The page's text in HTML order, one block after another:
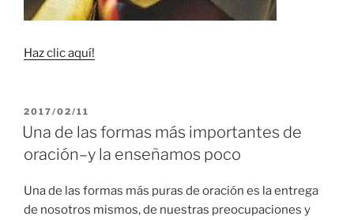
Haz clic aquí!
PUBLICADO
EL
2017/02/11
Una de las formas más importantes de
oración–y la enseñamos poco
Una de las formas más puras de oración es la entrega
de nosotros mismos, de nuestras preocupaciones y